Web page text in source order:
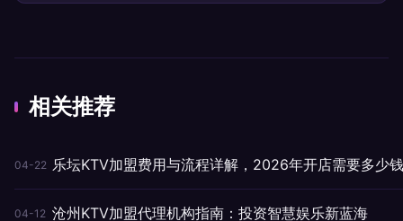
相关推荐
04-22 乐坛KTV加盟费用与流程详解，2026年开店需要多少
04-12 沧州KTV加盟代理机构指南：投资智慧娱乐新蓝海